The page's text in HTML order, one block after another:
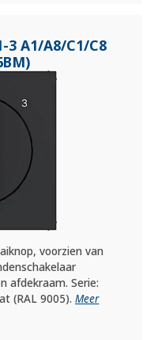
3 A1/A8/C1/C8
voorzien van
afdekraam. Serie:
(RAL 9005).Meer